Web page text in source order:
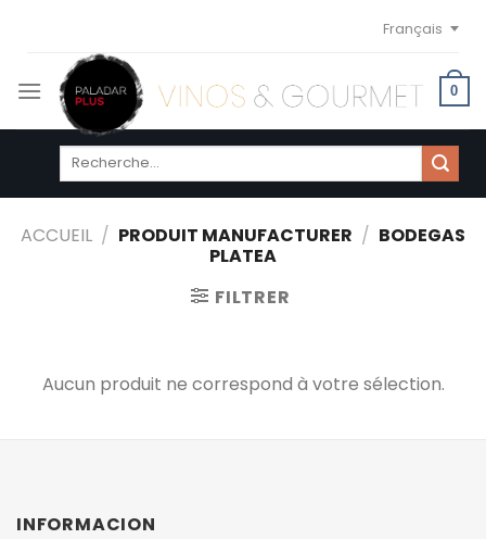
content
Français
0
Recherche
ACCUEIL / PRODUIT MANUFACTURER / BODEGAS
PLATEA
FILTRER
Aucun produit ne correspond à votre sélection.
INFORMACION